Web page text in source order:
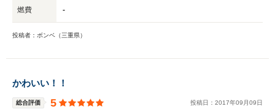
燃費 -
投稿者：ボンベ（三重県）
かわいい！！
総合評価 5 投稿日： 2017年09 月09日